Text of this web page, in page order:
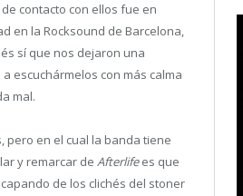
contacto con ellos fue en
en la Rocksound de Barcelona,
sí que nos dejaron una
escuchármelos con más calma
mal.
pero en el cual la banda tiene
y remarcar de Afterlifees que
de los clichés del stoner